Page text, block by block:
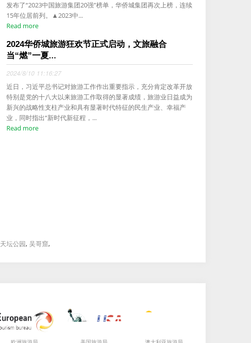
发布了“2023中国旅游集团20强”榜单，华侨城集团再次上榜，连续
15年位居前列。▲2023中...
Read more
2024华侨城旅游狂欢节正式启动，文旅融合
当“燃”一夏...
2024/8/10 11:16:27
近日，习近平总书记对旅游工作作出重要指示，充分肯定改革开放
特别是党的十八大以来旅游工作取得的显著成绩，旅游业日益成为
新兴的战略性支柱产业和具有显著时代特征的民生产业、幸福产
业，同时指出“新时代新征程，...
Read more
天坛公园, 吴哥窟,
局 局 局